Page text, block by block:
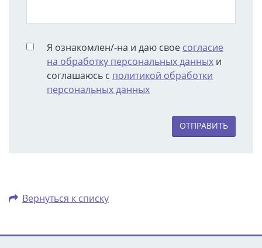
Я ознакомлен/-на и даю свое согласие
на обработку персональных данных и
соглашаюсь с политикой обработки
персональных данных
ОТПРАВИТЬ
Вернуться к списку